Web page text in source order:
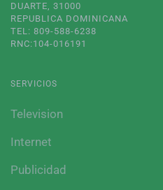
DUARTE, 31000
REPUBLICA DOMINICANA
TEL: 809-588-6238
RNC:104-016191
SERVICIOS
Television
Internet
Publicidad